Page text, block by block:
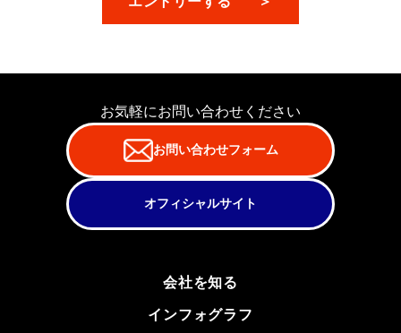
お気軽にお問い合わせください
お問い合わせフォーム
オフィシャルサイト
会社を知る
インフォグラフ